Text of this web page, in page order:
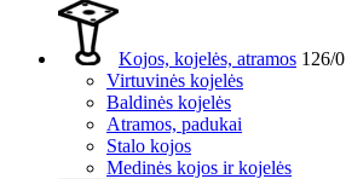
Kojos, kojelės, atramos 126/0
Virtuvinės kojelės
Baldinės kojelės
Atramos, padukai
Stalo kojos
Medinės kojos ir kojelės